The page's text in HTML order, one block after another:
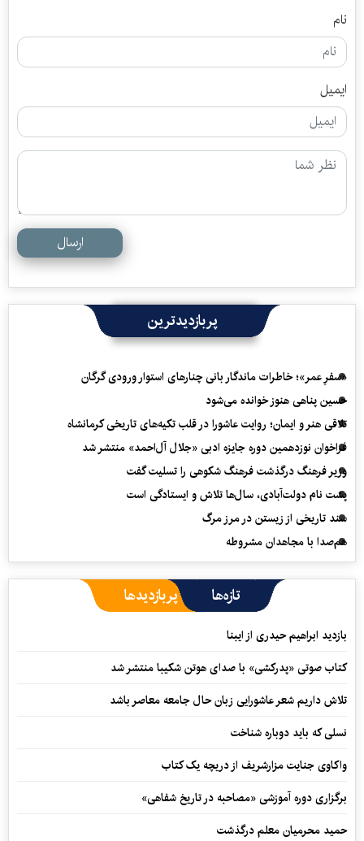
نام
ایمیل
ارسال
پربازدیدترین
«سفرِ عمر»؛ خاطرات ماندگار بانی چنارهای استوار ورودی گرگان
حسین پناهی هنوز خوانده می‌شود
تلاقی هنر و ایمان؛ روایت عاشورا در قلب تکیه‌های تاریخی کرمانشاه
فراخوان نوزدهمین دوره جایزه ادبی «جلال آل‌احمد» منتشر شد
وزیر فرهنگ درگذشت فرهنگ شکوهی را تسلیت گفت
پشت نام دولت‌آبادی، سال‌ها تلاش و ایستادگی است
سند تاریخی از زیستن در مرز مرگ
هم‌صدا با مجاهدان مشروطه
تازه‌ها پربازدیدها
بازدید ابراهیم حیدری از ایبنا
کتاب صوتی «پدرکشی» با صدای هوتن شکیبا منتشر شد
تلاش داریم شعر عاشورایی زبان حال جامعه معاصر باشد
نسلی که باید دوباره شناخت
واکاوی جنایت مزارشریف از دریچه یک کتاب
برگزاری دوره آموزشی «مصاحبه در تاریخ شفاهی»
حمید محرمیان معلم درگذشت